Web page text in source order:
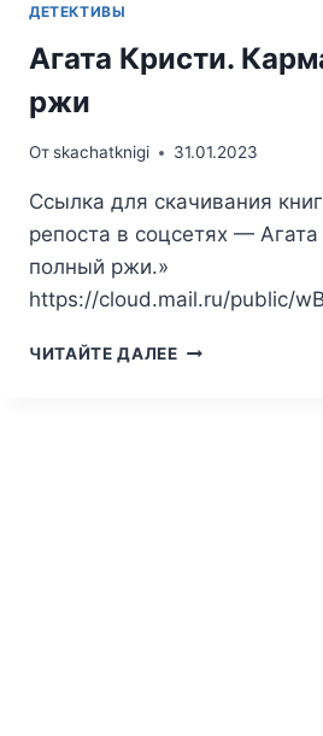
ДЕТЕКТИВЫ
Агата Кристи.
ржи
Отskachatknigi 31.01.2023
Ссылка для скачивания
репоста в соцсетях —
полный ржи.»
https://cloud.mail.ru/public/
ЧИТАЙТЕ ДАЛЕЕ АГАТА